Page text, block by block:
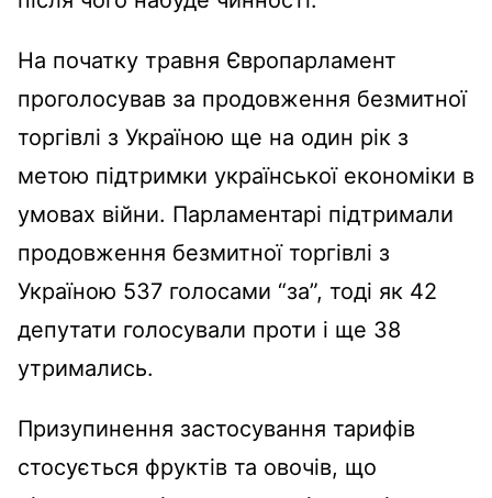
На початку травня Європарламент
проголосував за продовження безмитної
торгівлі з Україною ще на один рік з
метою підтримки української економіки в
умовах війни. Парламентарі підтримали
продовження безмитної торгівлі з
Україною 537 голосами “за”, тоді як 42
депутати голосували проти і ще 38
утримались.
Призупинення застосування тарифів
стосується фруктів та овочів, що